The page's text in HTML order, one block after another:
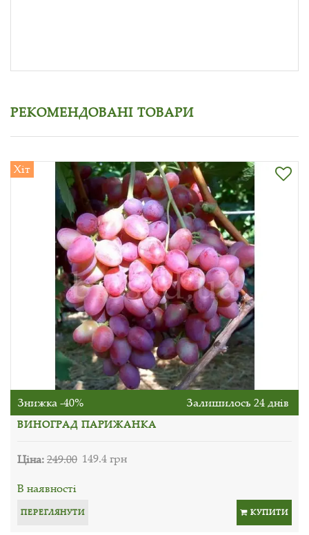
РЕКОМЕНДОВАНІ ТОВАРИ
Хіт
Знижка -40% Залишилось 24 днів
ВИНОГРАД ПАРИЖАНКА
Ціна:249.00 149.4 грн
В наявності
ПЕРЕГЛЯНУТИ КУПИТИ